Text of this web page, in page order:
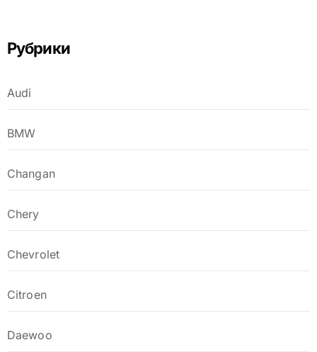
Рубрики
Audi
BMW
Changan
Chery
Chevrolet
Citroen
Daewoo